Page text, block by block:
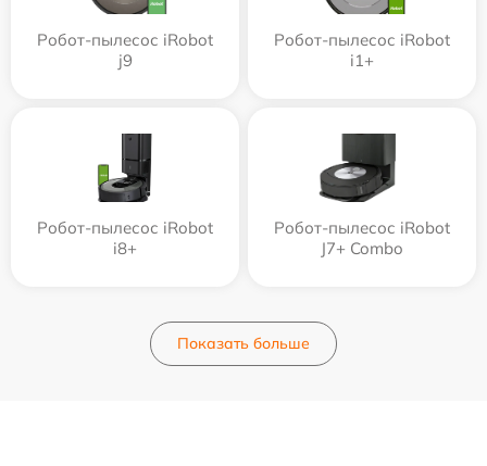
Робот-пылесос iRobot
j9
Робот-пылесос iRobot
i1+
Робот-пылесос iRobot
i8+
Робот-пылесос iRobot
J7+ Combo
Показать больше